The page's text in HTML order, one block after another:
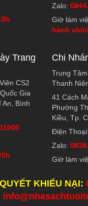
Zalo:
Giờ làm
hành
Trang
CS2
Gia
An, Bình
Chi
Trung
Thanh
41 Cách
Phường
Kiều, Tp.
Điện Thoại:
Zalo:
Giờ làm
KHIẾU NẠI: